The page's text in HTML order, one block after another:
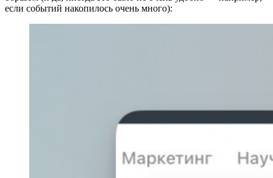
если событий накопилось очень много):